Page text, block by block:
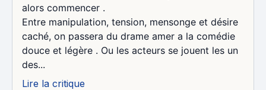
alors commencer .
Entre manipulation, tension, mensonge et désire
caché, on passera du drame amer a la comédie
douce et légère . Ou les acteurs se jouent les un
des...
Lire la critique